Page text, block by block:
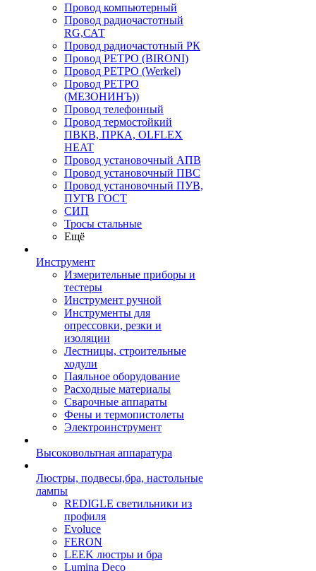
Провод компьютерный
Провод радиочастотный
RG,САТ
Провод радиочастотный РК
Провод РЕТРО (BIRONI)
Провод РЕТРО (Werkel)
Провод РЕТРО
(МЕЗОНИНЪ))
Провод телефонный
Провод термостойкий
ПВКВ, ПРКА, OLFLEX
HEAT
Провод установочный АПВ
Провод установочный ПВС
Провод установочный ПУВ,
ПУГВ ГОСТ
СИП
Тросы стальные
Ещё
Инструмент
Измерительные приборы и
тестеры
Инструмент ручной
Инструменты для
опрессовки, резки и
изоляции
Лестницы, строительные
ходули
Паяльное оборудование
Расходные материалы
Сварочные аппараты
Фены и термопистолеты
Электроинструмент
Высоковольтная аппаратура
Люстры, подвесы,бра, настольные
лампы
REDIGLE светильники из
профиля
Evoluce
FERON
LEEK люстры и бра
Lumina Deco